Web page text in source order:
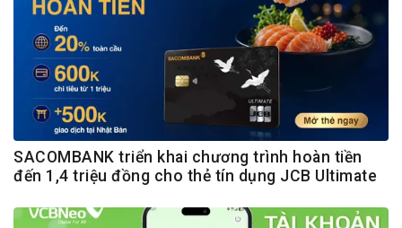
SACOMBANK triển khai chương trình hoàn tiền
đến 1,4 triệu đồng cho thẻ tín dụng JCB Ultimate